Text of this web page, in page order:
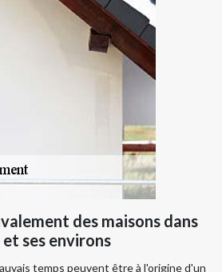
des maisons dans
et ses environs
temps peuvent être à l'origine d'un